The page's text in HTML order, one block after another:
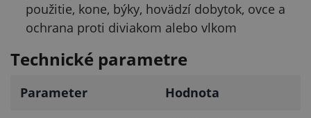
použitie, kone, býky, hovädzí dobytok, ovce a
ochrana proti diviakom alebo vlkom
Technické parametre
Parameter Hodnota